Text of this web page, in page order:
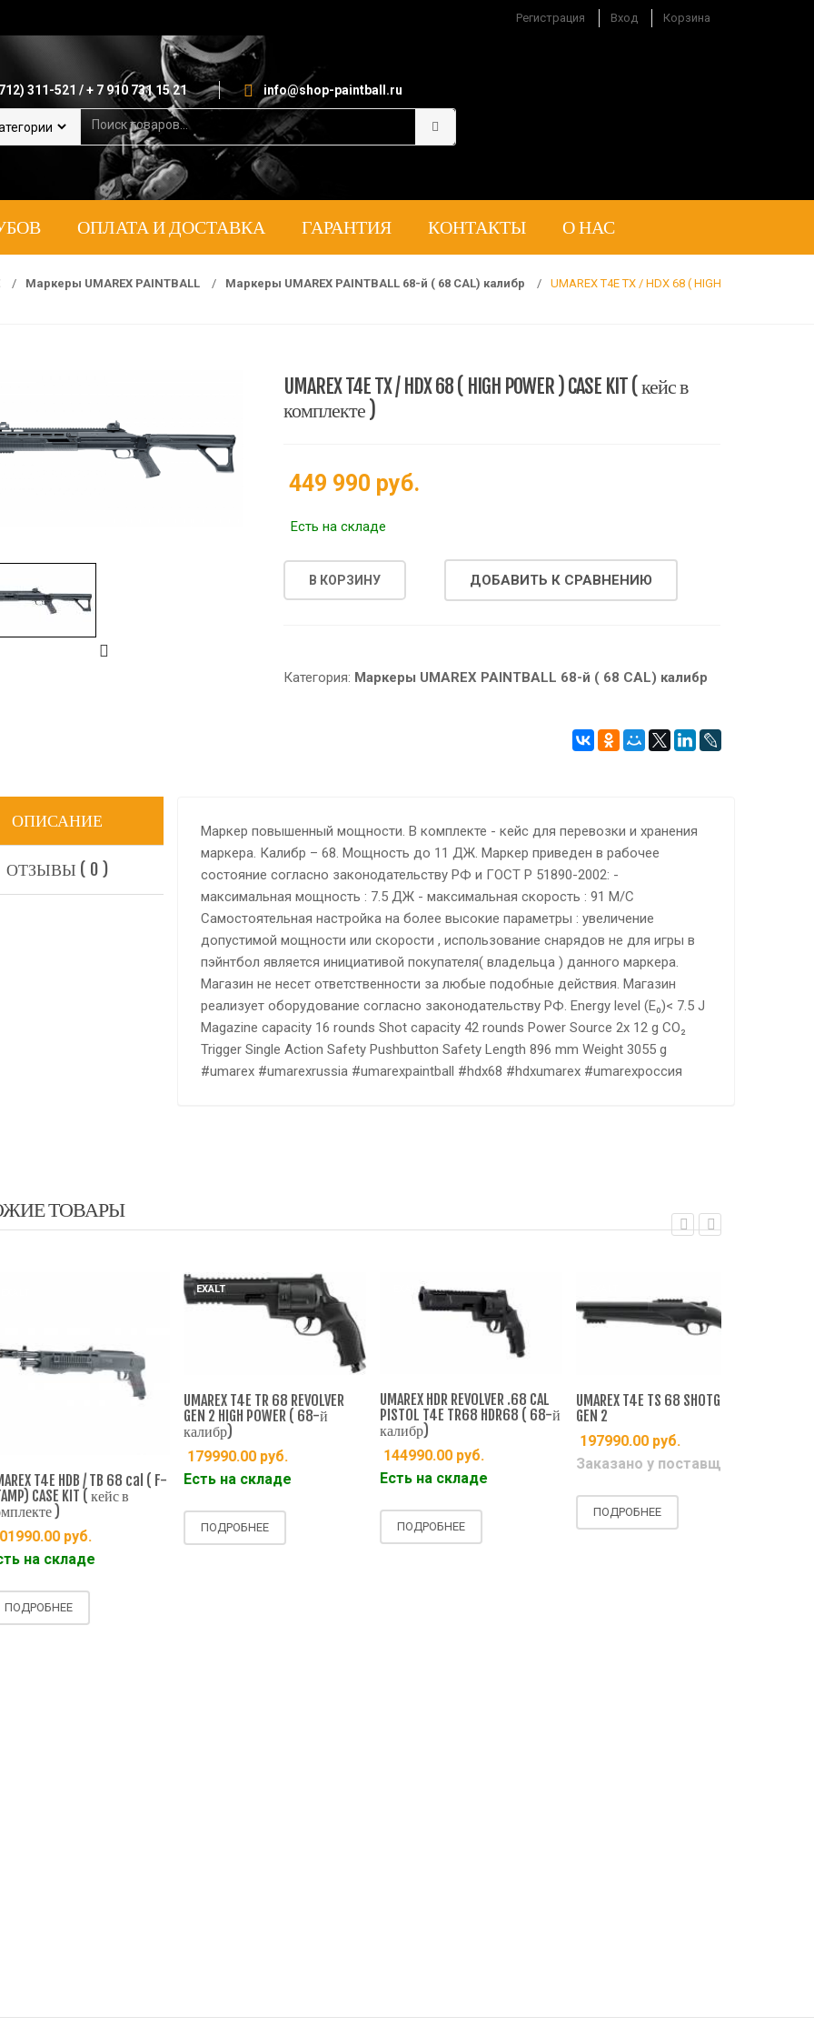
Регистрация Вход Корзина
311-521 / + 7 910 731 15 21 info@shop-paintball.ru
f
:
ОПЛАТА И ДОСТАВКА ГАРАНТИЯ КОНТАКТЫ О НАС
/ Маркеры UMAREX PAINTBALL / Маркеры UMAREX PAINTBALL 68-й ( 68 CAL) калибр /
UMAREX T4E TX / HDX 68 ( HIGH
UMAREX T4E TX / HDX 68 ( HIGH POWER ) CASE KIT ( кейс в
комплекте )
449 990 руб.
Есть на складе
В КОРЗИНУ ДОБАВИТЬ К СРАВНЕНИЮ
Категория: Маркеры UMAREX PAINTBALL 68-й ( 68 CAL) калибр
ОПИСАНИЕ
ОТЗЫВЫ ( 0 )
Маркер повышенный мощности. В комплекте - кейс для перевозки и хранения
маркера. Калибр – 68. Мощность до 11 ДЖ. Маркер приведен в рабочее
состояние согласно законодательству РФ и ГОСТ Р 51890-2002: -
максимальная мощность : 7.5 ДЖ - максимальная скорость : 91 М/С
Самостоятельная настройка на более высокие параметры : увеличение
допустимой мощности или скорости , использование снарядов не для игры в
пэйнтбол является инициативой покупателя( владельца ) данного маркера.
Магазин не несет ответственности за любые подобные действия. Магазин
реализует оборудование согласно законодательству РФ. Energy level (E₀)< 7.5 J
Magazine capacity 16 rounds Shot capacity 42 rounds Power Source 2x 12 g CO₂
Trigger Single Action Safety Pushbutton Safety Length 896 mm Weight 3055 g
#umarex #umarexrussia #umarexpaintball #hdx68 #hdxumarex #umarexроссия
ТОВАРЫ
T4E HDB / TB 68 cal ( F-
CASE KIT ( кейс в
)
руб.
складе
EXALT
UMAREX T4E TR 68 REVOLVER
GEN 2 HIGH POWER ( 68-й
калибр)
179990.00руб.
Есть на складе
ПОДРОБНЕЕ
UMAREX HDR REVOLVER .68 CAL
PISTOL T4E TR68 HDR68 ( 68-й
калибр)
144990.00руб.
Есть на складе
ПОДРОБНЕЕ
UMAREX T4E TS 68 SHOTGUN
GEN 2
197990.00руб.
Заказано у поставщика
ПОДРОБНЕЕ